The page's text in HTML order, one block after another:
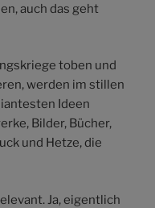
auch das geht
toben und
werden im stillen
Ideen
Bilder, Bücher,
und Hetze, die
Ja, eigentlich